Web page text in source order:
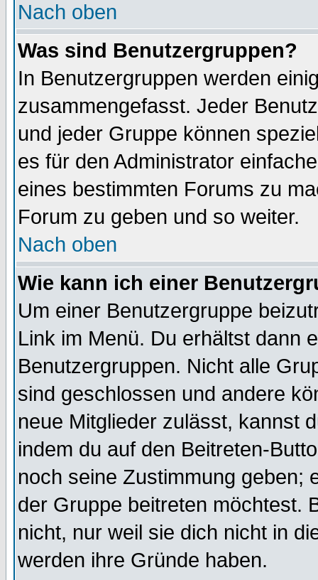
Nach oben
Was sind Benutzergruppen?
In Benutzergruppen werden
zusammengefasst. Jeder
und jeder Gruppe können
es für den Administrator
eines bestimmten Forums zu
Forum zu geben und so weiter.
Nach oben
Wie kann ich einer
Um einer Benutzergruppe
Link im Menü. Du erhältst dann
Benutzergruppen. Nicht alle
sind geschlossen und andere
neue Mitglieder zulässt, kannst
indem du auf den Beitreten-
noch seine Zustimmung geben;
der Gruppe beitreten möchtest.
nicht, nur weil sie dich nicht in
werden ihre Gründe haben.